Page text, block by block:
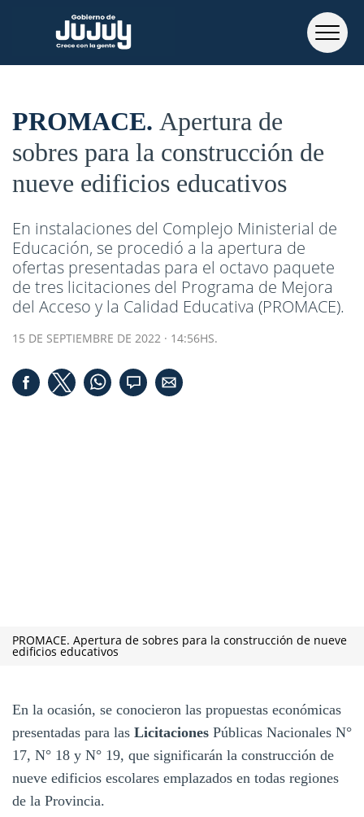
PROMACE Apertura de
sobres para la construcción de
nueve edificios educativos
En instalaciones del Complejo Ministerial de
Educación, se procedió a la apertura de
ofertas presentadas para el octavo paquete
de tres licitaciones del Programa de Mejora
del Acceso y la Calidad Educativa (PROMACE).
15 DE SEPTIEMBRE DE 2022 · 14:56HS.
PROMACE. Apertura de sobres para la construcción de nueve
edificios educativos
En la ocasión, se conocieron las propuestas económicas
presentadas para las Licitaciones Públicas Nacionales N°
17, N° 18 y N° 19, que significarán la construcción de
nueve edificios escolares emplazados en todas regiones
de la Provincia.